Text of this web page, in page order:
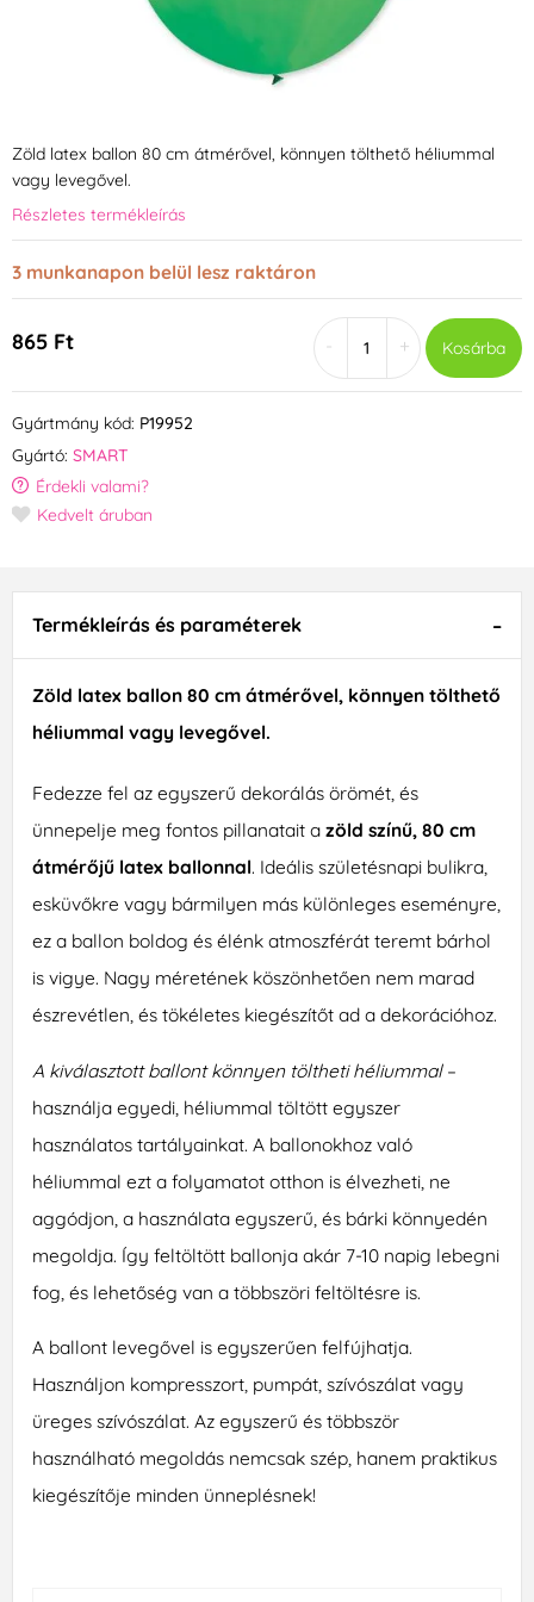
Zöld latex ballon 80 cm átmérővel, könnyen tölthető héliummal
vagy levegővel.
Részletes termékleírás
3 munkanapon belül lesz raktáron
865 Ft + Kosárba
Gyártmány kód: P19952
Gyártó: SMART
Érdekli valami?
Kedvelt áruban
Termékleírás és paraméterek
Zöld latex ballon 80 cm átmérővel, könnyen tölthető
héliummal vagy levegővel.
Fedezze fel az egyszerű dekorálás örömét, és
ünnepelje meg fontos pillanatait a zöld színű, 80 cm
átmérőjű latex ballonnal. Ideális születésnapi bulikra,
esküvőkre vagy bármilyen más különleges eseményre,
ez a ballon boldog és élénk atmoszférát teremt bárhol
is vigye. Nagy méretének köszönhetően nem marad
észrevétlen, és tökéletes kiegészítőt ad a dekorációhoz.
A kiválasztott ballont könnyen töltheti héliummal–
használja egyedi, héliummal töltött egyszer
használatos tartályainkat. A ballonokhoz való
héliummal ezt a folyamatot otthon is élvezheti, ne
aggódjon, a használata egyszerű, és bárki könnyedén
megoldja. Így feltöltött ballonja akár 7-10 napig lebegni
fog, és lehetőség van a többszöri feltöltésre is.
A ballont levegővel is egyszerűen felfújhatja.
Használjon kompresszort, pumpát, szívószálat vagy
üreges szívószálat. Az egyszerű és többször
használható megoldás nemcsak szép, hanem praktikus
kiegészítője minden ünneplésnek!